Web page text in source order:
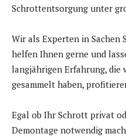
Schrottentsorgung unter
Wir als Experten in Sachen
helfen Ihnen gerne und
langjährigen Erfahrung, die
gesammelt haben,
Egal ob Ihr Schrott privat
Demontage notwendig